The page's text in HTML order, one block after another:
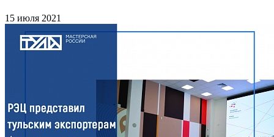
15 июля 2021